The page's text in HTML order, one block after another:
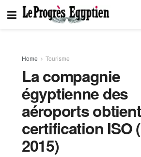
Home Tourisme
La compagnie
égyptienne des
aéroports
certification ISO
2015)